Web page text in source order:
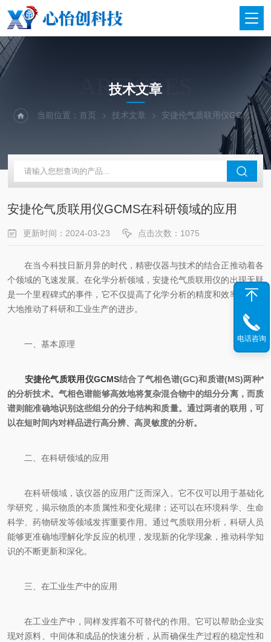
ARTICLES
技术文章
当前位置：首页 技术文章 安捷伦气质联用仪GCMS在科研领域的应用
安捷伦气质联用仪GCMS在科研领域的应用
更新时间：2024-03-23 点击次数：1075
在当今科技日新月异的时代，精密仪器与技术的结合正推动着各
个领域的飞速发展。在化学分析领域，安捷伦气质联用仪的出现无疑
是一个里程碑式的事件，它不仅提高了化学分析的精度和效率，还较
大地推动了科研和工业生产的进步。
一、基本原理
安捷伦气质联用仪GCMS结合了气相色谱(GC)和质谱(MS)两种*
的分析技术。气相色谱能够高效地将复杂混合物中的组分分离，而质
谱则能准确地识别这些组分的分子结构和质量。通过两者的联用，可
以在短时间内对样品进行高分辨、高灵敏度的分析。
二、在科研领域的应用
在科研领域，该仪器的应用广泛而深入。它不仅可以用于基础化
学研究，揭示物质的本质属性和变化规律；还可以在环境科学、生命
科学、药物研发等领域发挥重要作用。通过气质联用分析，科研人员
能够更准确地理解化学反应的机理，发现新的化学现象，推动科学知
识的不断更新和深化。
三、在工业生产中的应用
在工业生产中，同样发挥着不可替代的作用。它可以帮助企业实
现对原料、中间体和成品的快速分析，从而确保生产过程的稳定性和
电话咨询